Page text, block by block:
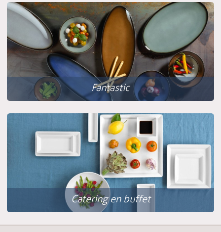
Fantastic
Catering en buffet